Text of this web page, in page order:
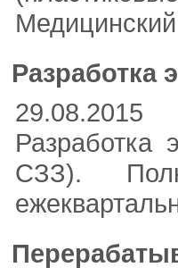
Разработка
29.08.2015
СЗЗ).